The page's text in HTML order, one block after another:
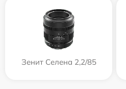
Зенит Селена 2,2/85